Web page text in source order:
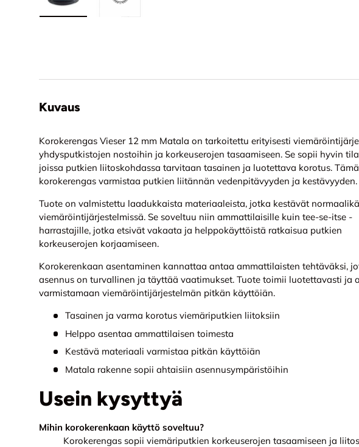
Kuvaus
Korokerengas Vieser 12 mm Matala on tarkoitettu erityisesti
yhdysputkistojen nostoihin ja korkeuserojen tasaamiseen. Se sopii hyvin
joissa putkien liitoskohdassa tarvitaan tasainen ja luotettava korotus.
korokerengas varmistaa putkien liitännän vedenpitävyyden ja kestävyyden.
Tuote on valmistettu laadukkaista materiaaleista, jotka kestävät
viemäröintijärjestelmissä. Se soveltuu niin ammattilaisille kuin tee-se-itse -
harrastajille, jotka etsivät vakaata ja helppokäyttöistä ratkaisua putkien
korkeuserojen korjaamiseen.
Korokerenkaan asentaminen kannattaa antaa ammattilaisten tehtäväksi,
asennus on turvallinen ja täyttää vaatimukset. Tuote toimii luotettavasti ja
varmistamaan viemäröintijärjestelmän pitkän käyttöiän.
Tasainen ja varma korotus viemäriputkien liitoksiin
Helppo asentaa ammattilaisen toimesta
Kestävä materiaali varmistaa pitkän käyttöiän
Matala rakenne sopii ahtaisiin asennusympäristöihin
Usein kysyttyä
Mihin korokerenkaan käyttö soveltuu?
Korokerengas sopii viemäriputkien korkeuserojen tasaamiseen ja